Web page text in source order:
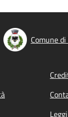
Comune